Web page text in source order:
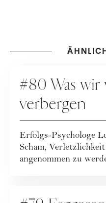
#80 Was wir
verbergen
Erfolgs-Psychologe
Scham,
angenommen zu